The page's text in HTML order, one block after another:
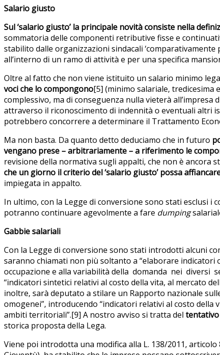
Salario giusto
Sul ‘salario giusto’ la principale novità consiste nella
sommatoria delle componenti retributive fisse e
stabilito dalle organizzazioni sindacali
all’interno di un ramo di attività e per una specifica
Oltre al fatto che non viene istituito un salario minimo
voci che lo compongono[5] (minimo salariale, tredicesima
complessivo, ma di conseguenza nulla vieterà
attraverso il riconoscimento di indennità o eventuali altri
potrebbero concorrere a determinare il Trattamento
Ma non basta. Da quanto detto deduciamo che in futuro
vengano prese – arbitrariamente – a riferimento le
revisione della normativa sugli appalti, che non è ancora
che un giorno il criterio del ‘salario giusto’ possa
impiegata in appalto.
In ultimo, con la Legge di conversione sono stati esclusi i
potranno continuare agevolmente a fare dumping
Gabbie salariali
Con la Legge di conversione sono stati introdotti alcuni
saranno chiamati non più soltanto a “elaborare
occupazione e alla variabilità della domanda nei diversi
“indicatori sintetici relativi al costo della vita, al mercato
inoltre, sarà deputato a stilare un Rapporto nazionale
omogenei”, introducendo “indicatori relativi al costo
ambiti territoriali”.[9] A nostro avviso si tratta del
storica proposta della Lega.
Viene poi introdotta una modifica alla L. 138/2011,